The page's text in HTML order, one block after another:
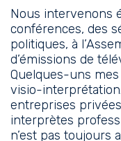
Nous intervenons
conférences, des
politiques, à
d’émissions de
Quelques-uns
visio-
entreprises
interprètes
n’est pas toujours